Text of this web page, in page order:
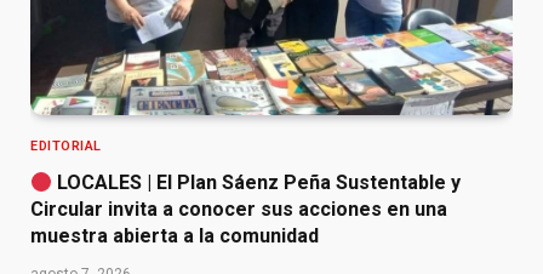
EDITORIAL
LOCALES | El Plan Sáenz Peña Sustentable y
Circular invita a conocer sus acciones en una
muestra abierta a la comunidad